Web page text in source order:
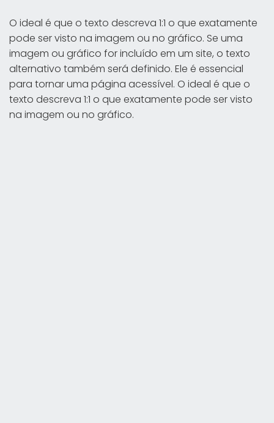
O ideal é que o texto descreva 1:1 o que exatamente
pode ser visto na imagem ou no gráfico. Se uma
imagem ou gráfico for incluído em um site, o texto
alternativo também será definido. Ele é essencial
para tornar uma página acessível. O ideal é que o
texto descreva 1:1 o que exatamente pode ser visto
na imagem ou no gráfico.